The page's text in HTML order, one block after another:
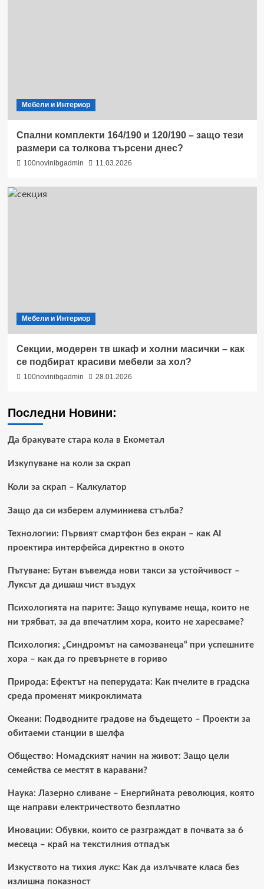
Мебели и Интериор
Спални комплекти 164/190 и 120/190 – защо тези
размери са толкова търсени днес?
100novinibgadmin 11.03.2026
Мебели и Интериор
Секции, модерен тв шкаф и холни масички – как
се подбират красиви мебели за хол?
100novinibgadmin 28.01.2026
Последни Новини:
Да бракувате стара кола в Екометал
Изкупуване на коли за скрап
Коли за скрап – Калкулатор
Защо да си изберем алуминиева стълба?
Технологии: Първият смартфон без екран – как AI
проектира интерфейса директно в окото
Пътуване: Бутан въвежда нови такси за устойчивост –
Луксът да дишаш чист въздух
Психологията на парите: Защо купуваме неща, които не
ни трябват, за да впечатлим хора, които не харесваме?
Психология: „Синдромът на самозванеца“ при успешните
хора – как да го превърнете в гориво
Природа: Ефектът на пеперудата: Как пчелите в градска
среда променят микроклимата
Океани: Подводните градове на бъдещето – Проекти за
обитаеми станции в шелфа
Общество: Номадският начин на живот: Защо цели
семейства се местят в каравани?
Наука: Лазерно сливане – Енергийната революция, която
ще направи електричеството безплатно
Иновации: Обувки, които се разграждат в почвата за 6
месеца – край на текстилния отпадък
Изкуството на тихия лукс: Как да излъчвате класа без
излишна показност